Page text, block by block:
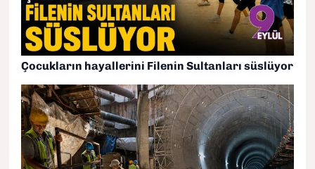
Çocukların hayallerini Filenin Sultanları süslüyor